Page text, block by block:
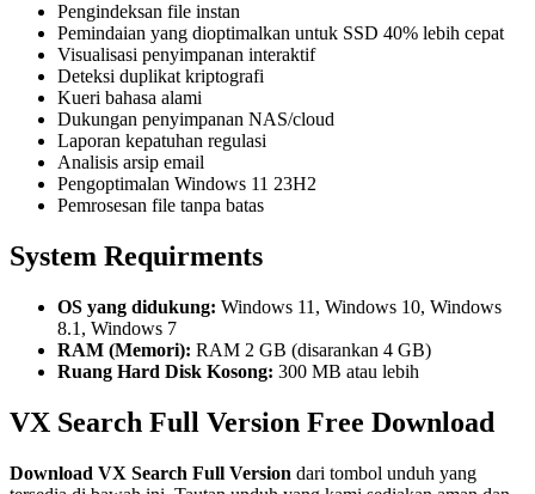
Pengindeksan file instan
Pemindaian yang dioptimalkan untuk SSD 40% lebih cepat
Visualisasi penyimpanan interaktif
Deteksi duplikat kriptografi
Kueri bahasa alami
Dukungan penyimpanan NAS/cloud
Laporan kepatuhan regulasi
Analisis arsip email
Pengoptimalan Windows 11 23H2
Pemrosesan file tanpa batas
System Requirments
OS yang didukung: Windows 11, Windows 10, Windows
8.1, Windows 7
RAM (Memori): RAM 2 GB (disarankan 4 GB)
Ruang Hard Disk Kosong: 300 MB atau lebih
VX Search Full Version Free Download
Download VX Search Full Version dari tombol unduh yang